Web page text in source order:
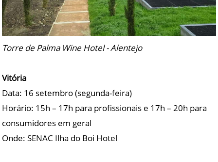
Torre de Palma Wine Hotel - Alentejo
Vitória
Data: 16 setembro (segunda-feira)
Horário: 15h – 17h para profissionais e 17h – 20h para
consumidores em geral
Onde: SENAC Ilha do Boi Hotel